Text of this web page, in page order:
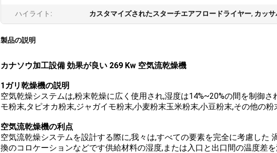
ハイライト: カスタマイズされたスターチエアフロードライヤー, カッ
製品の説明
カナソウ加工設備 効果が良い 269 Kw 空気流乾燥機
1ガリ乾燥機の説明
空気乾燥システムは,粉末乾燥に広く使用され,湿度は14%~20%の間を制御
モ粉末,タピオカ粉末,ジャガイモ粉末,小麦粉末玉米粉末,小豆粉末,その他の粉
空気流乾燥機の利点
空気流乾燥システムを設計する際に,我々は,すべての要素を完全に考慮した
換のコロケーションなどです供給材料の湿度,または入口と出口間の温度差